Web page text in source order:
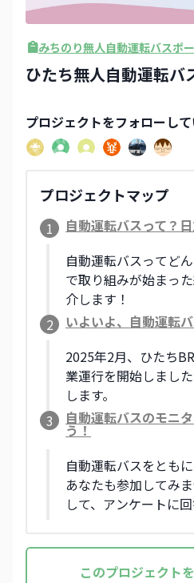
みちのり無人自動運転バスポ
ひたち無人自動運転バ
プロジェクトをフォローし
プロジェクトマップ
1
自動運転バスって？
自動運転バスってど
で取り組みが始まっ
介します！
2
いよいよ、自動運転
2025年2月、ひたち
業運行を開始しまし
します。
3
自動運転バスのモニ
う！
自動運転バスをとも
あなたも参加してみ
して、アンケートに
このプロジェクト